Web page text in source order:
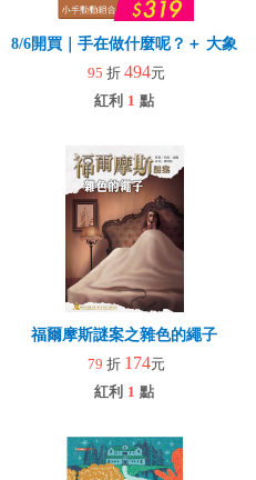
8/6開買｜手在做什麼呢？＋ 大象
95 折 494元
紅利 1 點
福爾摩斯謎案之雜色的繩子
79 折 174元
紅利 1 點